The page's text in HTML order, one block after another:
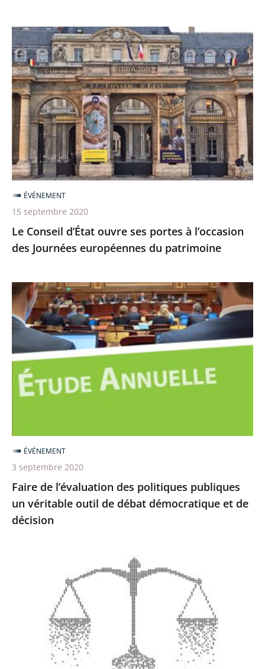
Le
Conseil
d’État
ouvre
ses
portes
à
l’occasion
des
Journées
européennes
du
patrimoine
Le Conseil d’État ouvre ses portes à l’occasion
des Journées européennes du patrimoine
ÉVÉNEMENT
15 septembre 2020
Faire
de
l’évaluation
politiques
publiques
un
de
débat
démocratique
et
de
décision
Faire de l’évaluation des politiques publiques
un véritable outil de débat démocratique et de
décision
ÉVÉNEMENT
3 septembre 2020
décisions